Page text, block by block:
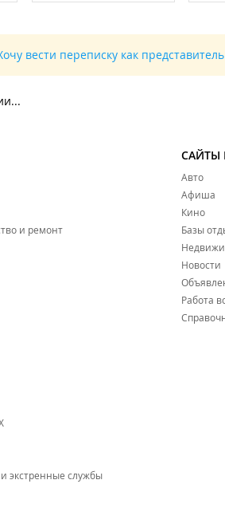
вести переписку как
и ремонт
экстренные службы
САЙТЫ
Авто
Афиша
Кино
Базы
Новости
Работа